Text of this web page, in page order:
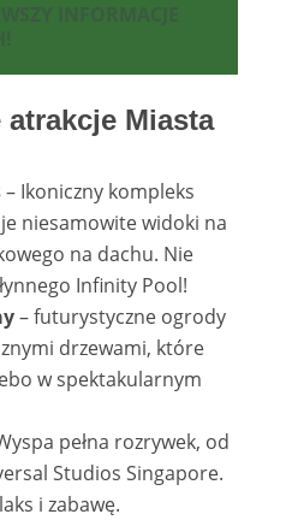
atrakcje Miasta
– Ikoniczny kompleks
niesamowite widoki na
na dachu. Nie
Infinity Pool!
– futurystyczne ogrody
drzewami, które
w spektakularnym
pełna rozrywek, od
Studios Singapore.
i zabawę.